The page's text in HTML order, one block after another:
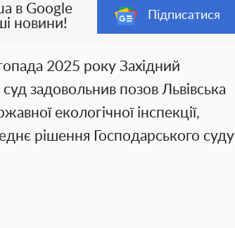
в Google
новини!
Підписатися
2025 року Західний
задовольнив позов Львівська
екологічної інспекції,
рішення Господарського суду